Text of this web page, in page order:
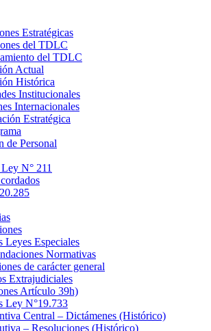
Estratégicas
del TDLC
del TDLC
Actual
Histórica
Institucionales
Internacionales
Estratégica
de Personal
N° 211
Leyes Especiales
Normativas
de carácter general
Extrajudiciales
Artículo 39h)
Ley N°19.733
Central – Dictámenes (Histórico)
– Resoluciones (Histórico)